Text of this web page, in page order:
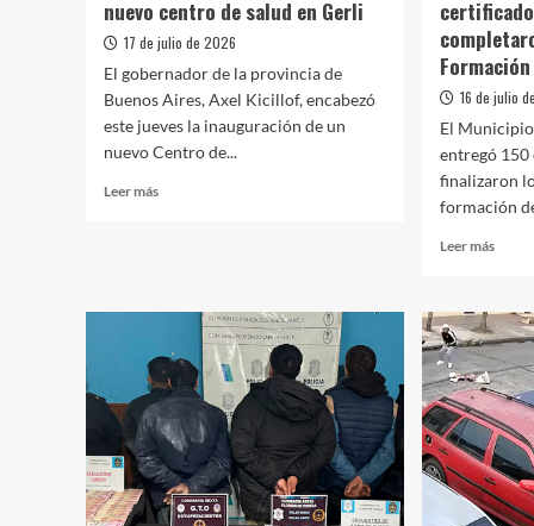
nuevo centro de salud en Gerli
17 de julio de 2026
El gobernador de la provincia de
Buenos Aires, Axel Kicillof, encabezó
este jueves la inauguración de un
nuevo Centro de...
Leer másLeer
centro
de
salud
en
Gerli
16 de julio
El
entregó 150
finalizaron
formación
Leer másLeer
El
entregó
a
150
que
los